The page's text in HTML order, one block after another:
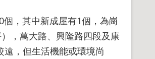
，其中新成屋有1個，為崗
，萬大路、興隆路四段及康
，但生活機能或環境尚